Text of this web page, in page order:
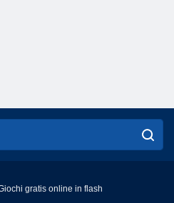
gratis online in flash